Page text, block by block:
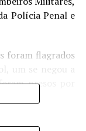
Polícia Penal e
foram flagrados
um se negou a
presos por